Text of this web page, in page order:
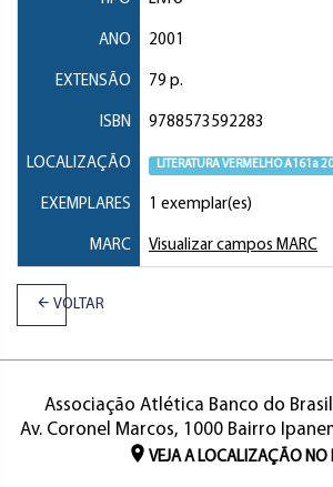
ANO 2001
EXTENSÃO 79 p.
ISBN 9788573592283
LOCALIZAÇÃO LITERATURA VERMELHO A161a
EXEMPLARES 1 exemplar(es)
MARC Visualizar campos MARC
VOLTAR
Associação Atlética Banco do
Av. Coronel Marcos, 1000 Bairro
VEJA A LOCALIZAÇÃO NO